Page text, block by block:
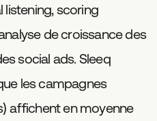
scoring
de croissance des
social ads. Sleeq
les campagnes
affichent en moyenne